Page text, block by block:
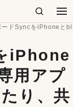
検索 メ
ードSyncをiPhoneと
iPhone
用アプ
り、共